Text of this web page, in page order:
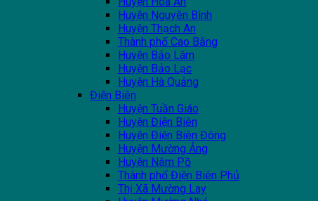
Huyện Nguyên Bình
Huyện Thạch An
Thành phố Cao Bằng
Huyện Bảo Lâm
Huyện Bảo Lạc
Huyện Hà Quảng
Điện Biên
Huyện Tuần Giáo
Huyện Điện Biên
Huyện Điện Biên Đông
Huyện Mường Ảng
Huyện Nậm Pồ
Thành phố Điện Biên Phủ
Thị Xã Mường Lay